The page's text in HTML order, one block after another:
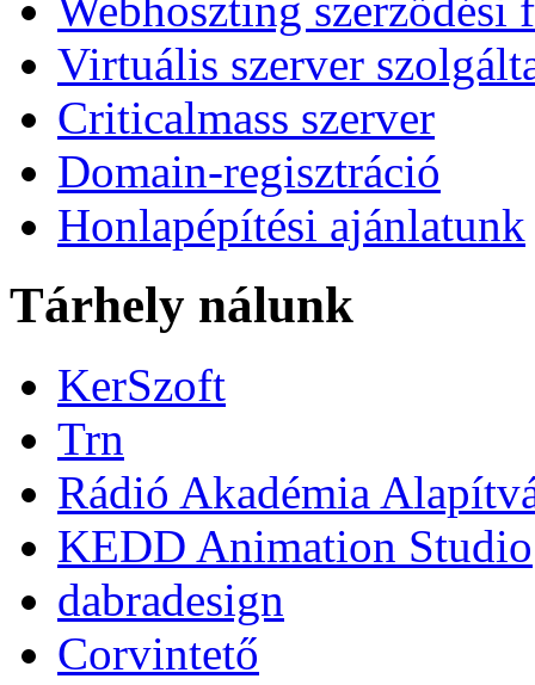
Virtuális szerver
Criticalmass szerver
Domain-regisztráció
Honlapépítési ajánlatunk
Tárhely nálunk
KerSzoft
Trn
Rádió Akadémia
KEDD Animation Studio
dabradesign
Corvintető